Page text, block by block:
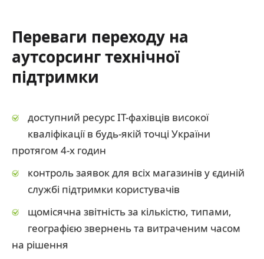
Переваги переходу на
аутсорсинг технічної
підтримки
доступний ресурс ІТ-фахівців високої
кваліфікації в будь-якій точці України
протягом 4-х годин
контроль заявок для всіх магазинів у єдиній
службі підтримки користувачів
щомісячна звітність за кількістю, типами,
географією звернень та витраченим часом
на рішення